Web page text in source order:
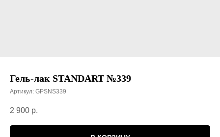
Гель-лак STANDART №339
Артикул: GPSNS339
2 900 р.